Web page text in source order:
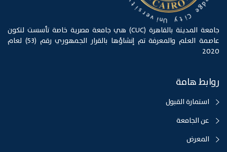
C
i
t
y
n
i
v
e
r
s
i
t
y g
e
جامعة المدينة بالقاهرة (CUC) هي جامعة مصرية خاصة تأسست لتكون
عاصمة العلم والمعرفة تم إنشاؤها بالقرار الجمهوري رقم (53) لعام
2020
روابط هامة
استمارة القبول
عن الجامعة
المعرض